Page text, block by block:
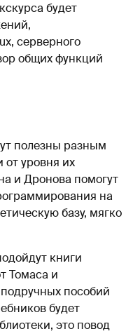
будет
серверного
общих функций
полезны разным
уровня их
и Дронова помогут
на
базу, мягко
книги
Томаса и
пособий
будет
это повод